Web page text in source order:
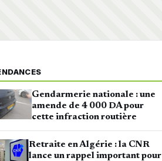
Gendarmerie nationale : une
amende de 4 000 DA pour
cette infraction routière
Retraite en Algérie : la CNR
lance un rappel important pour